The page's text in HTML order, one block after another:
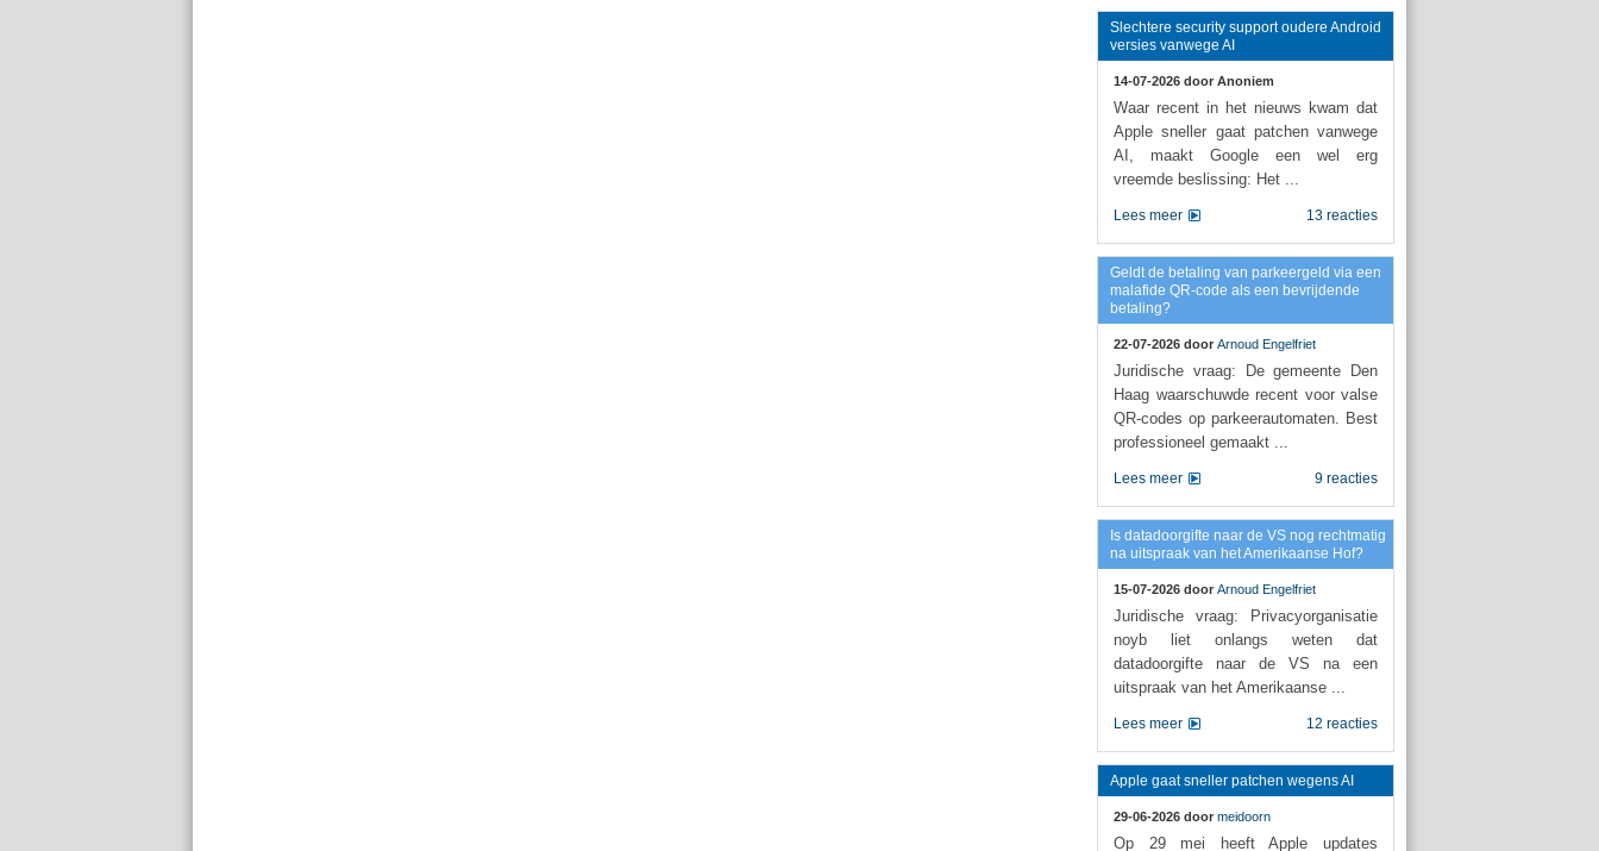
Slechtere security support oudere Android
versies vanwege AI
14-07-2026 door Anoniem
Waar recent in het nieuws kwam dat
Apple sneller gaat patchen vanwege
AI, maakt Google een wel erg
vreemde beslissing: Het ...
13 reacties
Lees meer
Geldt de betaling van parkeergeld via een
malafide QR-code als een bevrijdende
betaling?
22-07-2026 door Arnoud Engelfriet
Juridische vraag: De gemeente Den
Haag waarschuwde recent voor valse
QR-codes op parkeerautomaten. Best
professioneel gemaakt ...
9 reacties
Lees meer
Is datadoorgifte naar de VS nog rechtmatig
na uitspraak van het Amerikaanse Hof?
15-07-2026 door Arnoud Engelfriet
Juridische vraag: Privacyorganisatie
noyb liet onlangs weten dat
datadoorgifte naar de VS na een
uitspraak van het Amerikaanse ...
12 reacties
Lees meer
Apple gaat sneller patchen wegens AI
29-06-2026 door meidoorn
Op 29 mei heeft Apple updates